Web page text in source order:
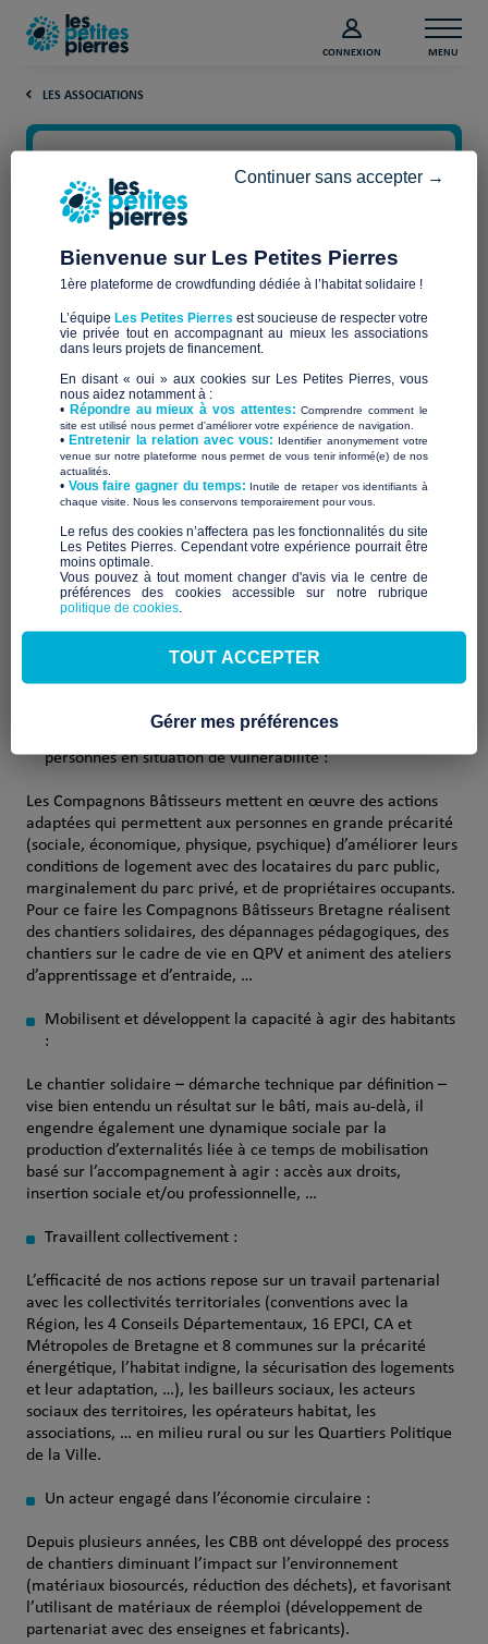
CONNEXION MENU
LES ASSOCIATIONS
Compagnons Bâtisseurs
Bretagne
Qui sommes-nous ?
Les actions des Compagnons Bâtisseurs Bretagne, ancrées
dans les valeurs de l’Economie Sociale et Solidaire,
veulent répondre aux urgences sociales et climatiques.
Pour ce faire ils :
Agissent pour améliorer les conditions d’habitat des
personnes en situation de vulnérabilité :
Les Compagnons Bâtisseurs mettent en œuvre des actions
adaptées qui permettent aux personnes en grande précarité
(sociale, économique, physique, psychique) d’améliorer leurs
conditions de logement avec des locataires du parc public,
marginalement du parc privé, et de propriétaires occupants.
Pour ce faire les Compagnons Bâtisseurs Bretagne réalisent
des chantiers solidaires, des dépannages pédagogiques, des
chantiers sur le cadre de vie en QPV et animent des ateliers
d’apprentissage et d’entraide, …
Mobilisent et développent la capacité à agir des habitants
:
Le chantier solidaire – démarche technique par définition –
vise bien entendu un résultat sur le bâti, mais au-delà, il
engendre également une dynamique sociale par la
production d’externalités liée à ce temps de mobilisation
basé sur l’accompagnement à agir : accès aux droits,
insertion sociale et/ou professionnelle, …
Travaillent collectivement :
L’efficacité de nos actions repose sur un travail partenarial
avec les collectivités territoriales (conventions avec la
Région, les 4 Conseils Départementaux, 16 EPCI, CA et
Métropoles de Bretagne et 8 communes sur la précarité
énergétique, l’habitat indigne, la sécurisation des logements
et leur adaptation, …), les bailleurs sociaux, les acteurs
sociaux des territoires, les opérateurs habitat, les
associations, … en milieu rural ou sur les Quartiers Politique
de la Ville.
Un acteur engagé dans l’économie circulaire :
Depuis plusieurs années, les CBB ont développé des process
de chantiers diminuant l’impact sur l’environnement
(matériaux biosourcés, réduction des déchets), et favorisant
l’utilisant de matériaux de réemploi (développement de
partenariat avec des enseignes et fabricants).
Bienvenue sur Les Petites Pierres
1ère plateforme de crowdfunding dédiée à l’habitat solidaire !
L’équipe Les Petites Pierres est soucieuse de respecter votre
vie privée tout en accompagnant au mieux les associations
dans leurs projets de financement.
En disant « oui » aux cookies sur Les Petites Pierres, vous
nous aidez notamment à :
• Répondre au mieux à vos attentes:Comprendre comment le
site est utilisé nous permet d'améliorer votre expérience de navigation.
•Entretenir la relation avec vous: Identifier anonymement votre
venue sur notre plateforme nous permet de vous tenir informé(e) de nos
actualités.
​• Vous faire gagner du temps: Inutile de retaper vos identifiants à
chaque visite. Nous les conservons temporairement pour vous.
​Le refus des cookies n’affectera pas les fonctionnalités du site
Les Petites Pierres. Cependant votre expérience pourrait être
moins optimale.​
Vous pouvez à tout moment changer d'avis via le centre de
préférences des cookies accessible sur notre rubrique
politique de cookies
Continuer sans accepter →
TOUT ACCEPTER
Gérer mes préférences